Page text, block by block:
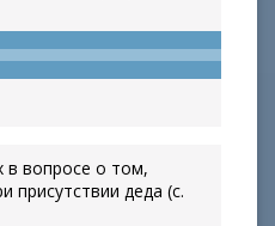
в вопросе о том,
присутствии деда (с.